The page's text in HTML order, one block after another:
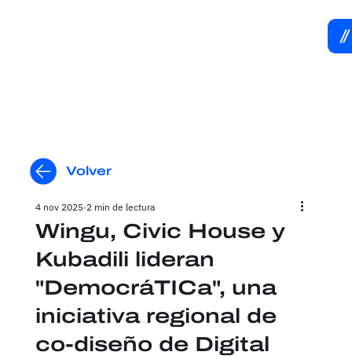
Volver
Wingu, Civic House y
Kubadili lideran
"DemocráTICa", una
iniciativa regional de
co-diseño de Digital
4 nov 2025 2 min de lectura